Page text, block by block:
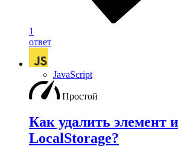
1
ответ
JavaScript
Простой
Как удалить элемент
LocalStorage?